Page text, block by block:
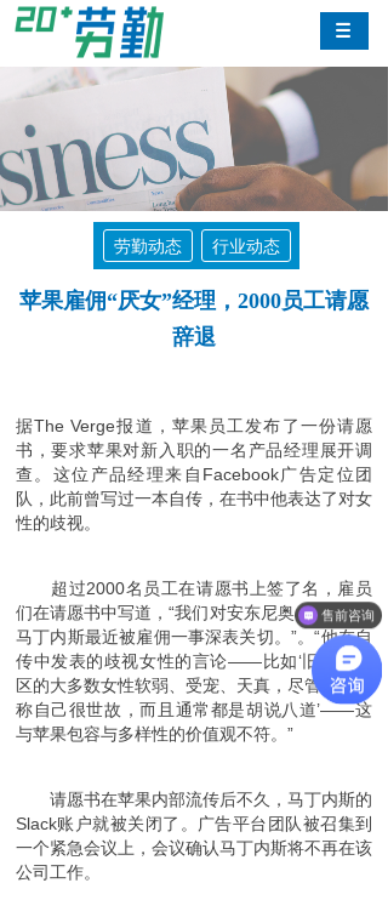
劳勤动态 行业动态
苹果雇佣“厌女”经理，2000员工请愿
辞退
据The Verge报道，苹果员工发布了一份请愿
书，要求苹果对新入职的一名产品经理展开调
查。这位产品经理来自Facebook广告定位团
队，此前曾写过一本自传，在书中他表达了对女
性的歧视。
超过2000名员工在请愿书上签了名，雇员
们在请愿书中写道，“我们对安东尼奥 · 加西亚 ·
马丁内斯最近被雇佣一事深表关切。”。“他在自
传中发表的歧视女性的言论——比如‘旧金山湾
区的大多数女性软弱、受宠、天真，尽管她们声
称自己很世故，而且通常都是胡说八道’——这
与苹果包容与多样性的价值观不符。”
请愿书在苹果内部流传后不久，马丁内斯的
Slack账户就被关闭了。广告平台团队被召集到
一个紧急会议上，会议确认马丁内斯将不再在该
公司工作。
售前咨询